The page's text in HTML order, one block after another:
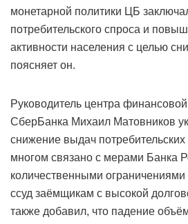
монетарной политики ЦБ
потребительского спроса и
активности населения с целью
поясняет он.
Руководитель центра
СберБанка Михаил Матовников
снижение выдач
многом связано с мерами Банка
количественными
ссуд заёмщикам с высокой
также добавил, что падение